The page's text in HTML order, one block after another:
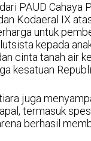
PAUD Cahaya
Kodaeral IX
untuk
kepada
cinta tanah air
kesatuan
juga
termasuk
berhasil